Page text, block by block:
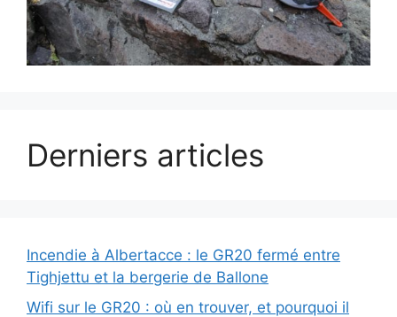
Derniers articles
Incendie à Albertacce : le GR20 fermé entre
Tighjettu et la bergerie de Ballone
Wifi sur le GR20 : où en trouver, et pourquoi il